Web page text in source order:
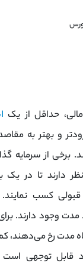
مالی، حداقل از یک
و بهتر به
برخی از سرمایه
دارند تا در یک
کسب نمایند.
مدت وجود دارند.
مدت رخ می‌دهند،
قابل توجهی